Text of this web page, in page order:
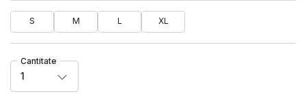
S M L XL
Cantitate
1